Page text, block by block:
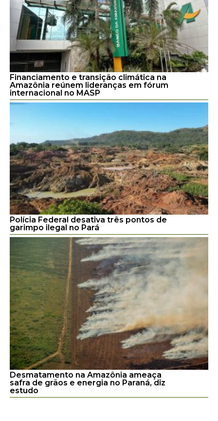
Financiamento e transição climática na
Amazônia reúnem lideranças em fórum
internacional no MASP
Polícia Federal desativa três pontos de
garimpo ilegal no Pará
Desmatamento na Amazônia ameaça
safra de grãos e energia no Paraná, diz
estudo